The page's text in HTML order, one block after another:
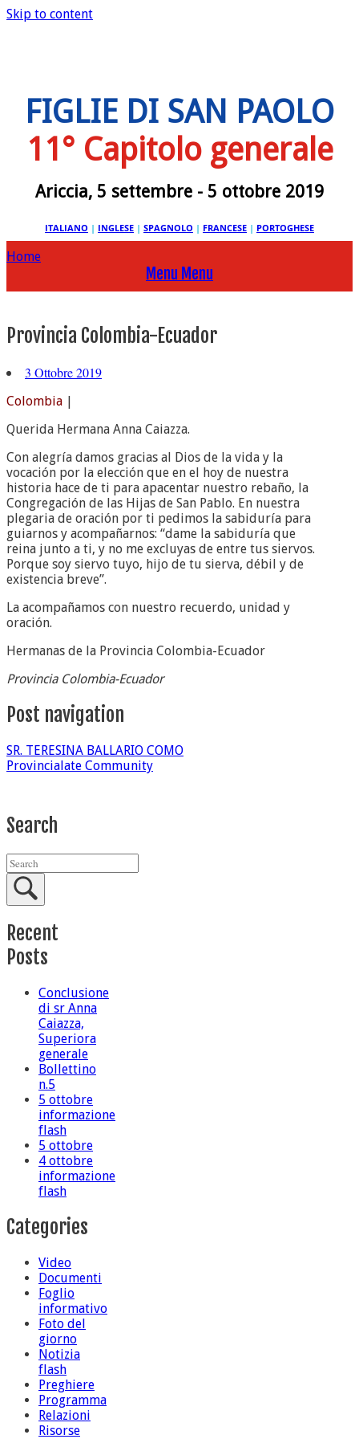
Skip to content
FIGLIE DI SAN PAOLO
11° Capitolo generale
Ariccia, 5 settembre - 5 ottobre 2019
ITALIANO | INGLESE | SPAGNOLO | FRANCESE | PORTOGHESE
Home
Menu Menu
Provincia Colombia-Ecuador
3 Ottobre 2019
Colombia |
Querida Hermana Anna Caiazza.
Con alegría damos gracias al Dios de la vida y la
vocación por la elección que en el hoy de nuestra
historia hace de ti para apacentar nuestro rebaño, la
Congregación de las Hijas de San Pablo. En nuestra
plegaria de oración por ti pedimos la sabiduría para
guiarnos y acompañarnos: “dame la sabiduría que
reina junto a ti, y no me excluyas de entre tus siervos.
Porque soy siervo tuyo, hijo de tu sierva, débil y de
existencia breve”.
La acompañamos con nuestro recuerdo, unidad y
oración.
Hermanas de la Provincia Colombia-Ecuador
Provincia Colombia-Ecuador
Post navigation
SR. TERESINA BALLARIO COMO
Provincialate Community
Search
Recent
Posts
Conclusione
di sr Anna
Caiazza,
Superiora
generale
Bollettino
n.5
5 ottobre
informazione
flash
5 ottobre
4 ottobre
informazione
flash
Categories
Video
Documenti
Foglio
informativo
Foto del
giorno
Notizia
flash
Preghiere
Programma
Relazioni
Risorse